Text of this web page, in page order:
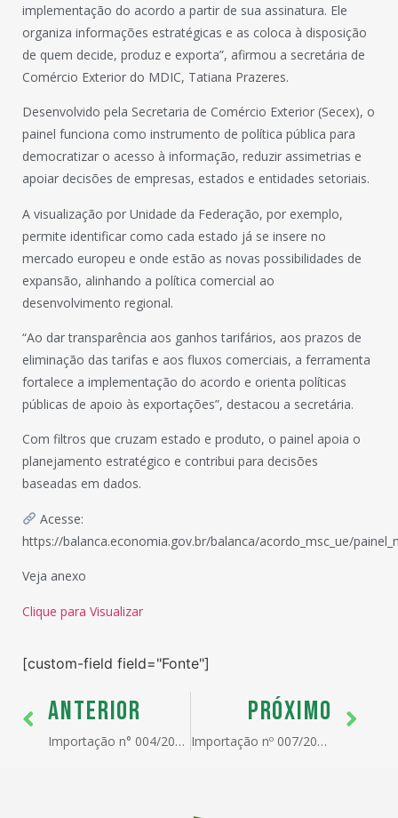
implementação do acordo a partir de sua assinatura. Ele
organiza informações estratégicas e as coloca à disposição
de quem decide, produz e exporta”, afirmou a secretária de
Comércio Exterior do MDIC, Tatiana Prazeres.
Desenvolvido pela Secretaria de Comércio Exterior (Secex), o
painel funciona como instrumento de política pública para
democratizar o acesso à informação, reduzir assimetrias e
apoiar decisões de empresas, estados e entidades setoriais.
A visualização por Unidade da Federação, por exemplo,
permite identificar como cada estado já se insere no
mercado europeu e onde estão as novas possibilidades de
expansão, alinhando a política comercial ao
desenvolvimento regional.
“Ao dar transparência aos ganhos tarifários, aos prazos de
eliminação das tarifas e aos fluxos comerciais, a ferramenta
fortalece a implementação do acordo e orienta políticas
públicas de apoio às exportações”, destacou a secretária.
Com filtros que cruzam estado e produto, o painel apoia o
planejamento estratégico e contribui para decisões
baseadas em dados.
Acesse:
https://balanca.economia.gov.br/balanca/acordo_msc_ue/
Veja anexo
Clique para Visualizar
[custom-field field="Fonte"]
ANTERIOR
Importação n° 004/2026 – Alteração de atributo e tratamento administrativo – Inmetro – NCM 85044090
PRÓXIMO
Importação nº 007/2026 – Alteração de NCM – Resolução Gecex nº 812/2025 – MD